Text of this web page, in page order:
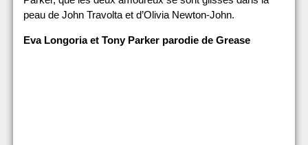
peau de John Travolta et d’Olivia Newton-John.
Eva Longoria et Tony Parker parodie de Grease